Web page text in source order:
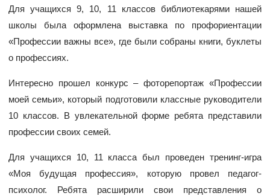
Для учащихся 9, 10, 11 классов библиотекарями нашей
школы была оформлена выставка по профориентации
«Профессии важны все», где были собраны книги, буклеты
о профессиях.
Интересно прошел конкурс – фоторепортаж «Профессии
моей семьи», который подготовили классные руководители
10 классов. В увлекательной форме ребята представили
профессии своих семей.
Для учащихся 10, 11 класса был проведен тренинг-игра
«Моя будущая профессия», которую провел педагог-
психолог. Ребята расширили свои представления о